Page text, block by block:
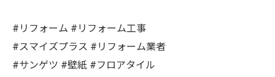
#リフォーム #リフォーム工事
#スマイズプラス #リフォーム業者
#サンゲツ #壁紙 #フロアタイル